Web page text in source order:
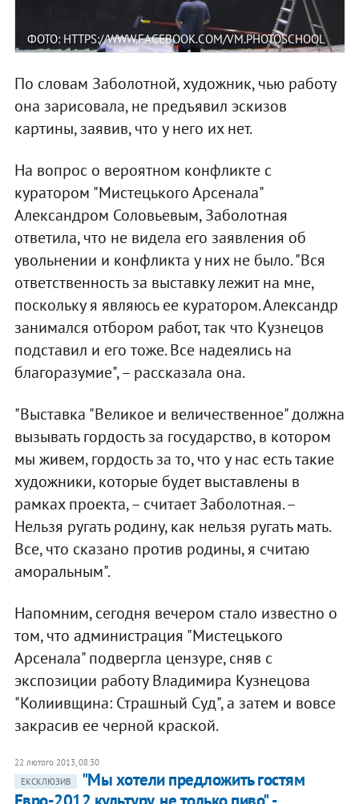
ФОТО: HTTPS://WWW.FACEBOOK.COM/VM.PHOTOSCHOOL
По словам Заболотной, художник, чью работу
она зарисовала, не предъявил эскизов
картины, заявив, что у него их нет.
На вопрос о вероятном конфликте с
куратором "Мистецького Арсенала"
Александром Соловьевым, Заболотная
ответила, что не видела его заявления об
увольнении и конфликта у них не было. "Вся
ответственность за выставку лежит на мне,
поскольку я являюсь ее куратором. Александр
занимался отбором работ, так что Кузнецов
подставил и его тоже. Все надеялись на
благоразумие", – рассказала она.
"Выставка "Великое и величественное" должна
вызывать гордость за государство, в котором
мы живем, гордость за то, что у нас есть такие
художники, которые будет выставлены в
рамках проекта, – считает Заболотная. –
Нельзя ругать родину, как нельзя ругать мать.
Все, что сказано против родины, я считаю
аморальным".
Напомним, сегодня вечером стало известно о
том, что администрация "Мистецького
Арсенала" подвергла цензуре, сняв с
экспозиции работу Владимира Кузнецова
"Колиивщина: Страшный Суд", а затем и вовсе
закрасив ее черной краской.
22 лютого 2013, 08:30
ЕКСКЛЮЗИВ
"Мы хотели предложить гостям